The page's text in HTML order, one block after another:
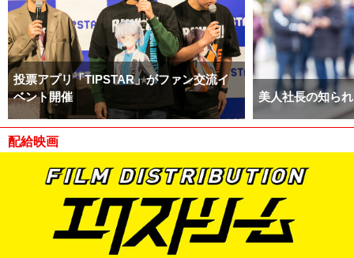
投票アプリ「TIPSTAR」がファン交流イ
ベント開催
美人社長の知ら
配給映画